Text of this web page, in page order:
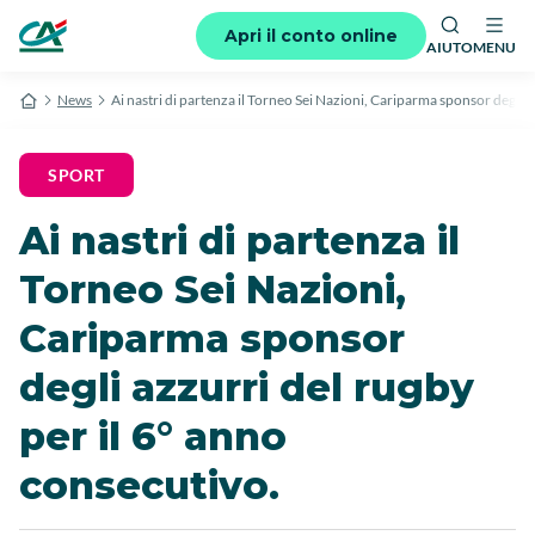
Apri il conto online
AIUTOMENU
News Ai nastri di partenza il Torneo Sei Nazioni, Cariparma sponsor degli
SPORT
Ai nastri di partenza il
Torneo Sei Nazioni,
Cariparma sponsor
degli azzurri del rugby
per il 6° anno
consecutivo.